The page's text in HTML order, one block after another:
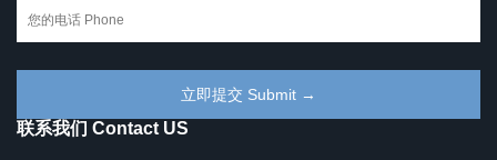
联系我们 Contact US